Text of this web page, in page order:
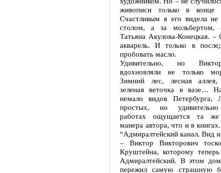
живописи только в
Счастливым я его видела
столом, а за мольбертом,
Татьяна Акулова-Конецкая.
акварель. И только в
пробовать масло.
Удивительно, но
вдохновляли не только
Зимний лес, лесная
зеленая веточка в вазе…
немало видов Петербурга,
простых, но удивительно
работах ощущается та же
манера автора, что и в
“Адмиралтейский канал. Вид
– Виктор Викторович
Круштейна, которому
Адмиралтейский. В этом
пережил самую страшную